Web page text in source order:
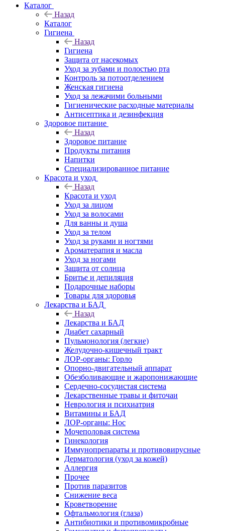
Каталог
Назад
Каталог
Гигиена
Назад
Гигиена
Защита от насекомых
Уход за зубами и полостью рта
Контроль за потоотделением
Женская гигиена
Уход за лежачими больными
Гигиенические расходные материалы
Антисептика и дезинфекция
Здоровое питание
Назад
Здоровое питание
Продукты питания
Напитки
Специализированное питание
Красота и уход
Назад
Красота и уход
Уход за лицом
Уход за волосами
Для ванны и душа
Уход за телом
Уход за руками и ногтями
Ароматерапия и масла
Уход за ногами
Защита от солнца
Бритье и депиляция
Подарочные наборы
Товары для здоровья
Лекарства и БАД
Назад
Лекарства и БАД
Диабет сахарный
Пульмонология (легкие)
Желудочно-кишечный тракт
ЛОР-органы: Горло
Опорно-двигательный аппарат
Обезболивающие и жаропонижающие
Сердечно-сосудистая система
Лекарственные травы и фиточаи
Неврология и психиатрия
Витамины и БАД
ЛОР-органы: Нос
Мочеполовая система
Гинекология
Иммунопрепараты и противовирусные
Дерматология (уход за кожей)
Аллергия
Прочее
Против паразитов
Снижение веса
Кроветворение
Офтальмология (глаза)
Антибиотики и противомикробные